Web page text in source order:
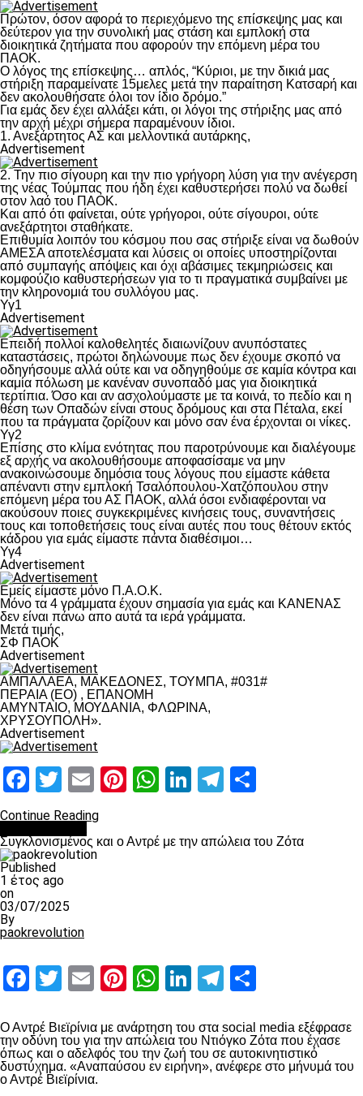
Πρώτον, όσον αφορά το περιεχόμενο της επίσκεψης μας και
δεύτερον για την συνολική μας στάση και εμπλοκή στα
διοικητικά ζητήματα που αφορούν την επόμενη μέρα του
ΠΑΟΚ.
Ο λόγος της επίσκεψης… απλός, “Κύριοι, με την δικιά μας
στήριξη παραμείνατε 15μελες μετά την παραίτηση Κατσαρή και
δεν ακολουθήσατε όλοι τον ίδιο δρόμο.”
Για εμάς δεν έχει αλλάξει κάτι, οι λόγοι της στήριξης μας από
την αρχή μέχρι σήμερα παραμένουν ίδιοι.
1. Ανεξάρτητος ΑΣ και μελλοντικά αυτάρκης,
Advertisement
2. Την πιο σίγουρη και την πιο γρήγορη λύση για την ανέγερση
της νέας Τούμπας που ήδη έχει καθυστερήσει πολύ να δωθεί
στον λαό του ΠΑΟΚ.
Και από ότι φαίνεται, ούτε γρήγοροι, ούτε σίγουροι, ούτε
ανεξάρτητοι σταθήκατε.
Επιθυμία λοιπόν του κόσμου που σας στήριξε είναι να δωθούν
ΑΜΕΣΑ αποτελέσματα και λύσεις οι οποίες υποστηρίζονται
από συμπαγής απόψεις και όχι αβάσιμες τεκμηριώσεις και
κομφούζιο καθυστερήσεων για το τι πραγματικά συμβαίνει με
την κληρονομιά του συλλόγου μας.
Υγ1
Advertisement
Επειδή πολλοί καλοθελητές διαιωνίζουν ανυπόστατες
καταστάσεις, πρώτοι δηλώνουμε πως δεν έχουμε σκοπό να
οδηγήσουμε αλλά ούτε και να οδηγηθούμε σε καμία κόντρα και
καμία πόλωση με κανέναν συνοπαδό μας για διοικητικά
τερτίπια. Όσο και αν ασχολούμαστε με τα κοινά, το πεδίο και η
θέση των Οπαδών είναι στους δρόμους και στα Πέταλα, εκεί
που τα πράγματα ζορίζουν και μόνο σαν ένα έρχονται οι νίκες.
Υγ2
Επίσης στο κλίμα ενότητας που παροτρύνουμε και διαλέγουμε
εξ αρχής να ακολουθήσουμε αποφασίσαμε να μην
ανακοινώσουμε δημόσια τους λόγους που είμαστε κάθετα
απέναντι στην εμπλοκή Τσαλόπουλου-Χατζόπουλου στην
επόμενη μέρα του ΑΣ ΠΑΟΚ, αλλά όσοι ενδιαφέρονται να
ακούσουν ποιες συγκεκριμένες κινήσεις τους, συναντήσεις
τους και τοποθετήσεις τους είναι αυτές που τους θέτουν εκτός
κάδρου για εμάς είμαστε πάντα διαθέσιμοι…
Υγ4
Advertisement
Εμείς είμαστε μόνο Π.Α.Ο.Κ.
Μόνο τα 4 γράμματα έχουν σημασία για εμάς και ΚΑΝΕΝΑΣ
δεν είναι πάνω απο αυτά τα ιερά γράμματα.
Μετά τιμής,
ΣΦ ΠΑΟΚ
Advertisement
ΑΜΠΑΛΑΕΑ, ΜΑΚΕΔΟΝΕΣ, ΤΟΥΜΠΑ, #031#
ΠΕΡΑΙΑ (ΕΟ) , ΕΠΑΝΟΜΗ
ΑΜΥΝΤΑΙΟ, ΜΟΥΔΑΝΙΑ, ΦΛΩΡΙΝΑ,
ΧΡΥΣΟΥΠΟΛΗ».
Advertisement
Facebook
Twitter
EmailPinterest
WhatsApp
LinkedIn
Telegram
Continue Reading
Συγκλονισμένος και ο Αντρέ με την απώλεια του Ζότα
Published
1 έτος ago
on
03/07/2025
By
paokrevolution
Facebook
Twitter
EmailPinterest
WhatsApp
LinkedIn
Telegram
Ο Αντρέ Βιεϊρίνια με ανάρτηση του στα social media εξέφρασε
την οδύνη του για την απώλεια του Ντιόγκο Ζότα που έχασε
όπως και ο αδελφός του την ζωή του σε αυτοκινητιστικό
δυστύχημα. «Αναπαύσου εν ειρήνη», ανέφερε στο μήνυμά του
ο Αντρέ Βιεϊρίνια.